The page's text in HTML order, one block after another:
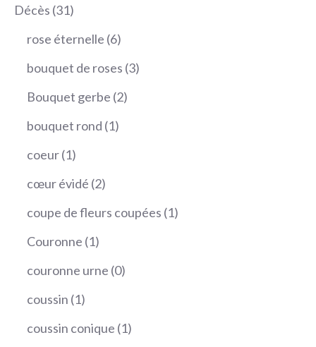
Décès 3131
produits
rose éternelle 66
produits
bouquet de roses 33
Bouquet gerbe 22
bouquet rond 11
coeur 11
produit
cœur évidé 22
produits
coupe de fleurs coupées 11
Couronne 11
produit
couronne urne 00
coussin 11
produit
coussin conique 11